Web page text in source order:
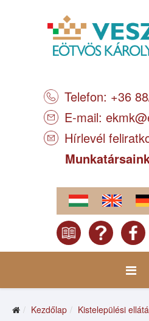
Telefon: +36
E-mail:
Hírlevél
Kezdőlap Kistelepülési